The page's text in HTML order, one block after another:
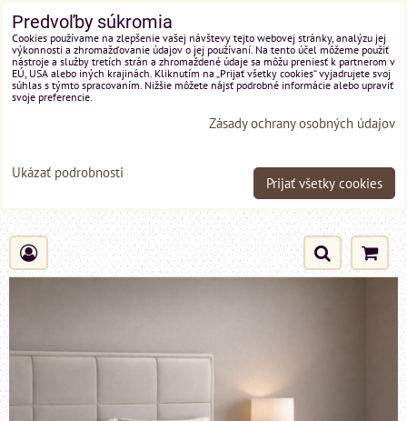
Predvoľby súkromia
Cookies používame na zlepšenie vašej návštevy tejto webovej stránky, analýzu jej
výkonnosti a zhromažďovanie údajov o jej používaní. Na tento účel môžeme použiť
nástroje a služby tretích strán a zhromaždené údaje sa môžu preniesť k partnerom v
EÚ, USA alebo iných krajinách. Kliknutím na „Prijať všetky cookies“ vyjadrujete svoj
súhlas s týmto spracovaním. Nižšie môžete nájsť podrobné informácie alebo upraviť
svoje preferencie.
Zásady ochrany osobných údajov
Ukázať podrobnosti
Prijať všetky cookies